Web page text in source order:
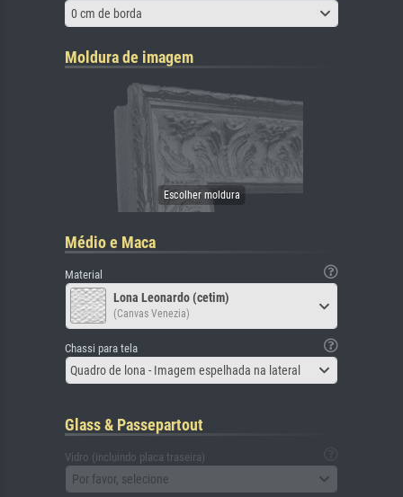
0 cm de borda
Moldura de imagem
Médio e Maca
Material
Lona Leonardo (cetim)
(Canvas Venezia)
Chassi para tela
Quadro de lona - Imagem espelhada na lateral
Glass & Passepartout
Vidro (incluindo placa traseira)
Por favor, selecione